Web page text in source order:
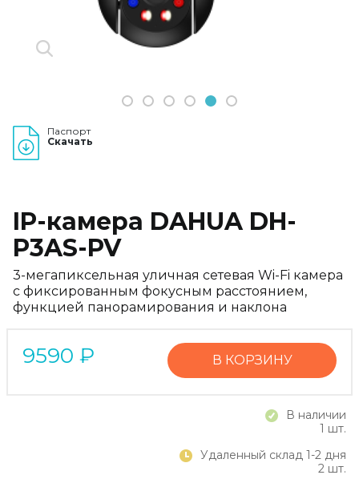
1 2 3 4 5 6
Паспорт
Скачать
IP-камера DAHUA DH-
P3AS-PV
3-мегапиксельная уличная сетевая Wi-Fi камера
с фиксированным фокусным расстоянием,
функцией панорамирования и наклона
9590 ₽ В КОРЗИНУ
В наличии
1 шт.
Удаленный склад 1-2 дня
2 шт.